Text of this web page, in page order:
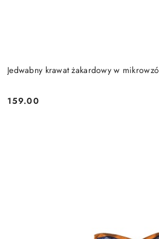
Jedwabny krawat żakardowy w
Cena:
159.00